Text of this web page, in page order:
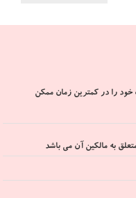
خود را در کمترین زمان ممکن